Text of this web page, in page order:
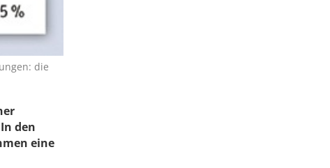
die
den
eine